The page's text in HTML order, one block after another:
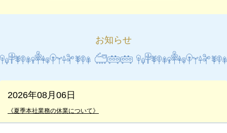
お知らせ
2026年08月06日
《夏季本社業務の休業について》